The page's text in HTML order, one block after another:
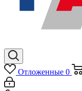
Отложенные 0